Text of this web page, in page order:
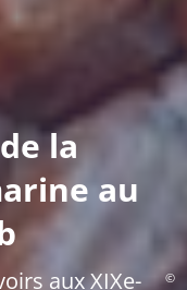
la
au
aux XIXe-